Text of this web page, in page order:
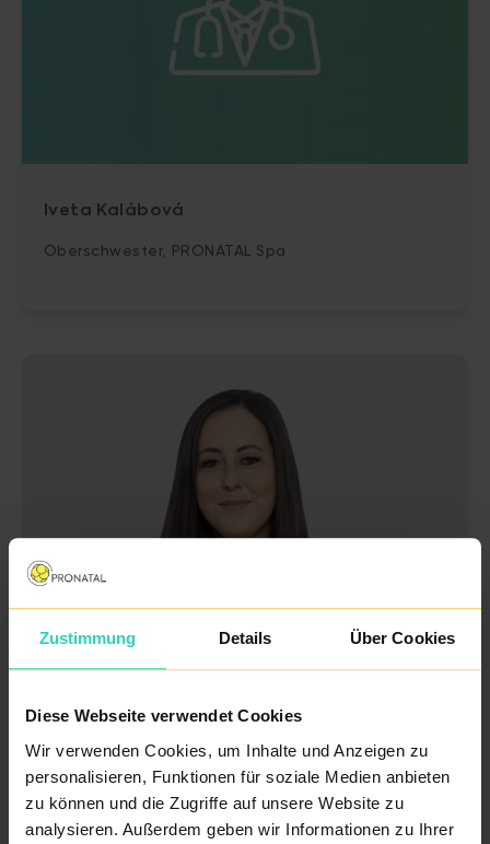
Zustimmung Details Über Cookies
Diese Webseite verwendet Cookies
Wir verwenden Cookies, um Inhalte und Anzeigen zu
personalisieren, Funktionen für soziale Medien anbieten
zu können und die Zugriffe auf unsere Website zu
analysieren. Außerdem geben wir Informationen zu Ihrer
Iveta Kalábová
Oberschwester, PRONATAL Spa
Kristýna Žikešová